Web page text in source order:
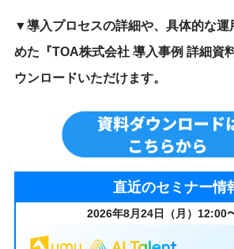
▼導入プロセスの詳細や、具体的な運
めた『TOA株式会社 導入事例 詳細資
ウンロードいただけます。
直近のセミナー情
2026年8月24日（月）12:00